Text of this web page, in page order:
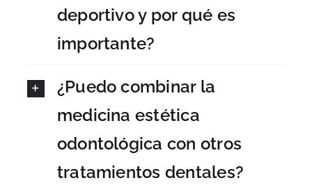
deportivo y por qué es
importante?
¿Puedo combinar la
medicina estética
odontológica con otros
tratamientos dentales?